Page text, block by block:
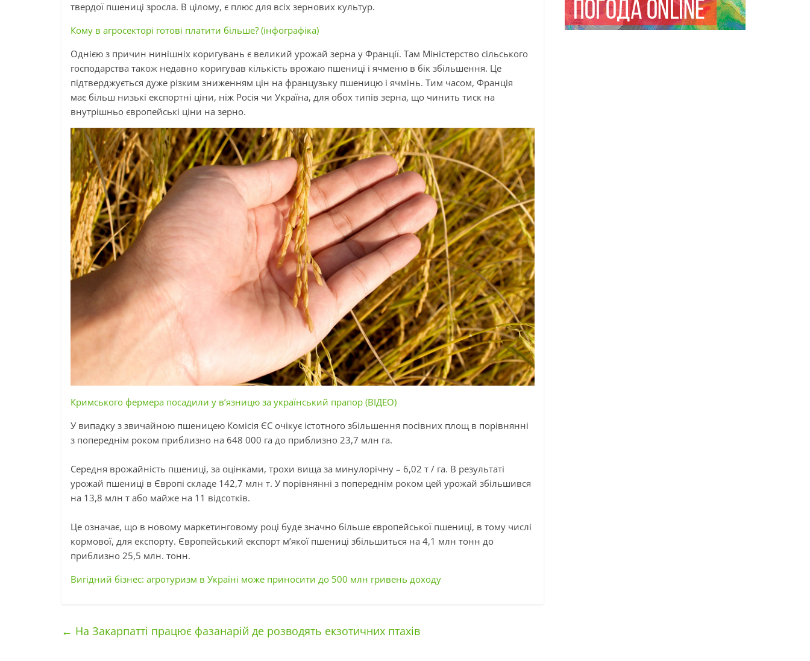
твердої пшениці зросла. В цілому, є плюс для всіх зернових культур.
Кому в агросекторі готові платити більше? (інфографіка)
Однією з причин нинішніх коригувань є великий урожай зерна у Франції. Там Міністерство сільського
господарства також недавно коригував кількість врожаю пшениці і ячменю в бік збільшення. Це
підтверджується дуже різким зниженням цін на французьку пшеницю і ячмінь. Тим часом, Франція
має більш низькі експортні ціни, ніж Росія чи Україна, для обох типів зерна, що чинить тиск на
внутрішньо європейські ціни на зерно.
Кримського фермера посадили у в’язницю за український прапор (ВІДЕО)
У випадку з звичайною пшеницею Комісія ЄС очікує істотного збільшення посівних площ в порівнянні
з попереднім роком приблизно на 648 000 га до приблизно 23,7 млн ​​га.
Середня врожайність пшениці, за оцінками, трохи вища за минулорічну – 6,02 т / га. В результаті
урожай пшениці в Європі складе 142,7 млн ​​т. У порівнянні з попереднім роком цей урожай збільшився
на 13,8 млн т або майже на 11 відсотків.
Це означає, що в новому маркетинговому році буде значно більше європейської пшениці, в тому числі
кормової, для експорту. Європейський експорт м’якої пшениці збільшиться на 4,1 млн тонн до
приблизно 25,5 млн. тонн.
Вигідний бізнес: агротуризм в Україні може приносити до 500 млн гривень доходу
← На Закарпатті працює фазанарій де розводять екзотичних птахів